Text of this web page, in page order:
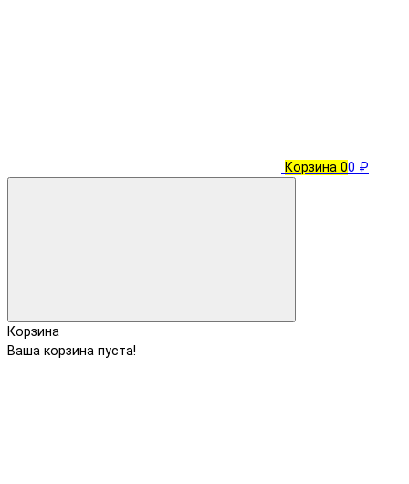
Корзина 00 ₽
Корзина
Ваша корзина пуста!